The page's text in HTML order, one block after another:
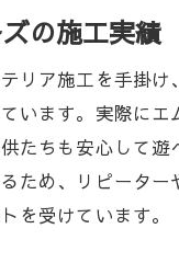
デザインプ
お客様の思
トレンドを
オリジナル
実際の施工
エムビーズ
の施工実績
リア施工を手掛
います。実際に
たちも安心して
ため、リピータ
を受けています。